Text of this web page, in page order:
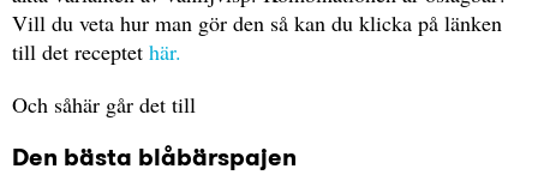
Vill du veta hur man gör den så kan du klicka på länken
till det receptet här.
Och såhär går det till
Den bästa blåbärspajen